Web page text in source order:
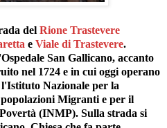
del Rione Trastevere
e Viale di Trastevere.
San Gallicano, accanto
nel 1724 e in cui oggi operano
Nazionale per la
Migranti e per il
(INMP). Sulla strada si